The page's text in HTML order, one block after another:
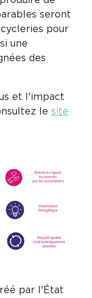
seront
pour
une
des
et l'impact
le site
par l'État